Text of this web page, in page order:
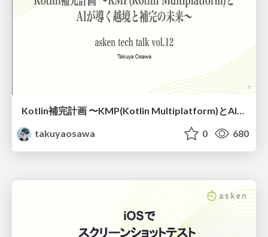
Kotlin補完計画 〜KMP(Kotlin Multiplatform)とAIが導く越境と補完の未来〜
takuyaosawa
0 680